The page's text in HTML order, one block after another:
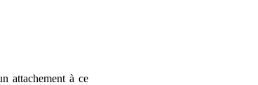
attachement à ce